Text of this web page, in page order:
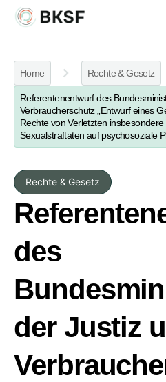
Home Rechte & Gesetz
Referentenentwurf des
Verbraucherschutz „Entwurf eines
Rechte von Verletzten
Sexualstraftaten auf psychosoziale
Rechte & Gesetz
des
der Justiz